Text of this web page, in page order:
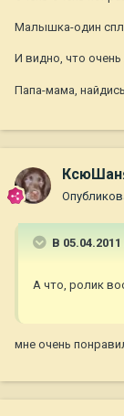
Малышка-один
И видно, что очень
Папа-мама,
В
А что, ролик
мне очень